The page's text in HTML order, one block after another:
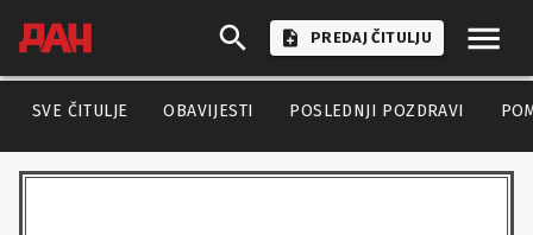
PREDAJ ČITULJU
SVE ČITULJE OBAVIJESTI POSLEDNJI POZDRAVI